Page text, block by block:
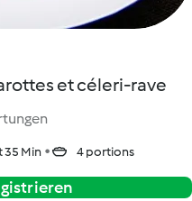
et céleri-rave
35 Min 4 portions